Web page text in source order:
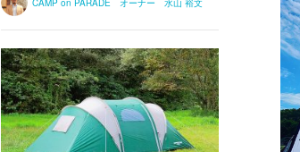
CAMP on PARADE オーナー 水山 裕文